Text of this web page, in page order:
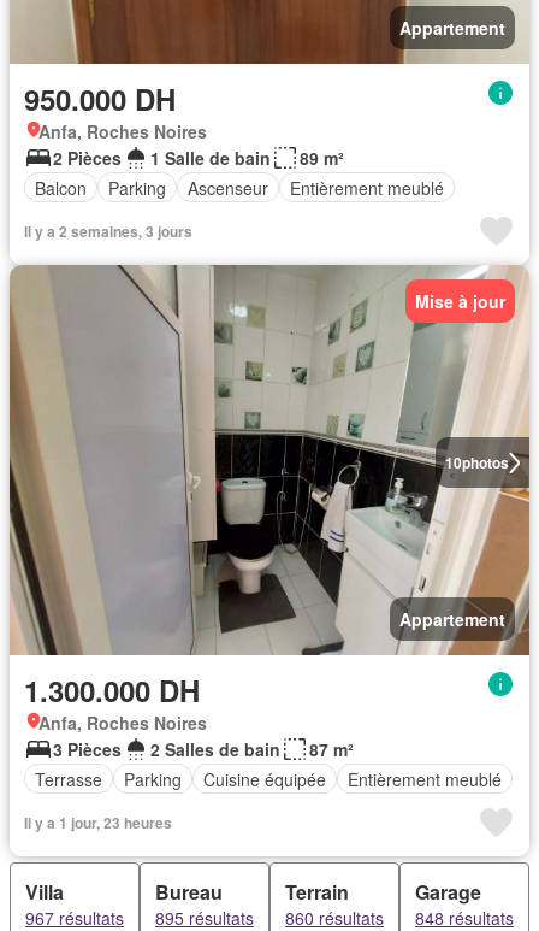
Appartement
950.000 DH
Anfa, Roches Noires
2 Pièces
1 Salle de bain
89 m²
Balcon
Parking Ascenseur Entièrement meublé
Il y a 2 semaines, 3 jours
10photos
Mise à jour
Appartement
1.300.000 DH
Anfa, Roches Noires
3 Pièces
2 Salles de bain
87 m²
Terrasse
Parking Cuisine équipée Entièrement meublé
Il y a 1 jour, 23 heures
Villa
967 résultats
Bureau
895 résultats
Terrain
860 résultats
Garage
848 résultats